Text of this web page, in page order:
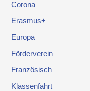
Corona
Erasmus+
Europa
Förderverein
Französisch
Klassenfahrt